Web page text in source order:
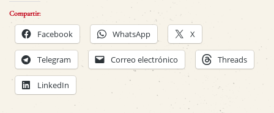
Compartir:
Facebook WhatsApp X
Telegram Correo electrónico Threads
LinkedIn